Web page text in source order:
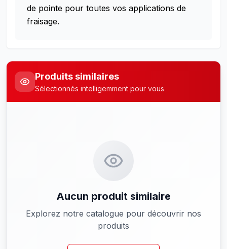
de pointe pour toutes vos applications de
fraisage.
Produits similaires
Sélectionnés intelligemment pour vous
Aucun produit similaire
Explorez notre catalogue pour découvrir nos
produits